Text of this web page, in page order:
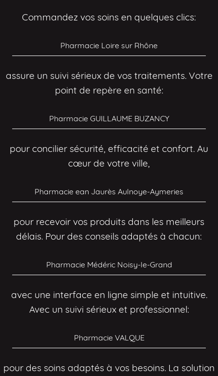
Commandez vos soins en quelques clics:
Pharmacie Loire sur Rhône
assure un suivi sérieux de vos traitements. Votre
point de repère en santé:
Pharmacie GUILLAUME BUZANCY
pour concilier sécurité, efficacité et confort. Au
cœur de votre ville,
Pharmacie ean Jaurès Aulnoye-Aymeries
pour recevoir vos produits dans les meilleurs
délais. Pour des conseils adaptés à chacun:
Pharmacie Médéric Noisy-le-Grand
avec une interface en ligne simple et intuitive.
Avec un suivi sérieux et professionnel:
Pharmacie VALQUE
pour des soins adaptés à vos besoins. La solution